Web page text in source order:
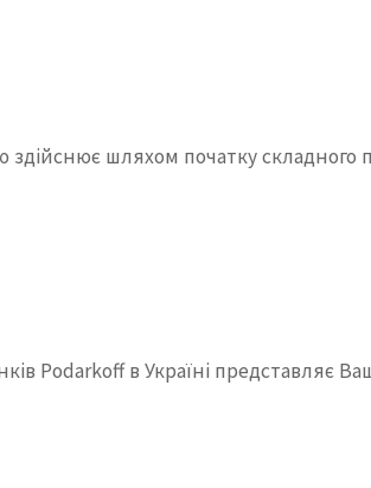
шляхом початку складного
Podarkoff в Україні представляє